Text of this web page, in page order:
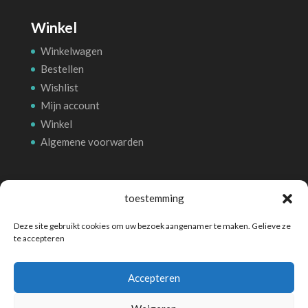
toestemming
Deze site gebruikt cookies om uw bezoek aangenamer te maken. Gelieve ze
te accepteren
Accepteren
Winkel
Winkelwagen
Bestellen
Wishlist
Mijn account
Winkel
Algemene voorwarden
Betalingsmethoden